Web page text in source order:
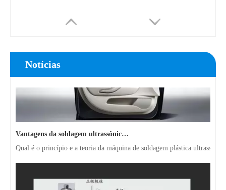
Notícias
Vantagens da soldagem ultrassônica de painéis de portas de automóveis
Qual é o princípio e a teoria da máquina de soldagem plástica